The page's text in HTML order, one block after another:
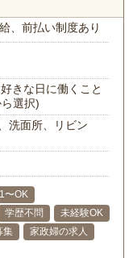
、前払い制度あり
きな日に働くこと
選択)
洗面所、リビン
〜OK
学歴不問
未経験OK
集
家政婦の求人